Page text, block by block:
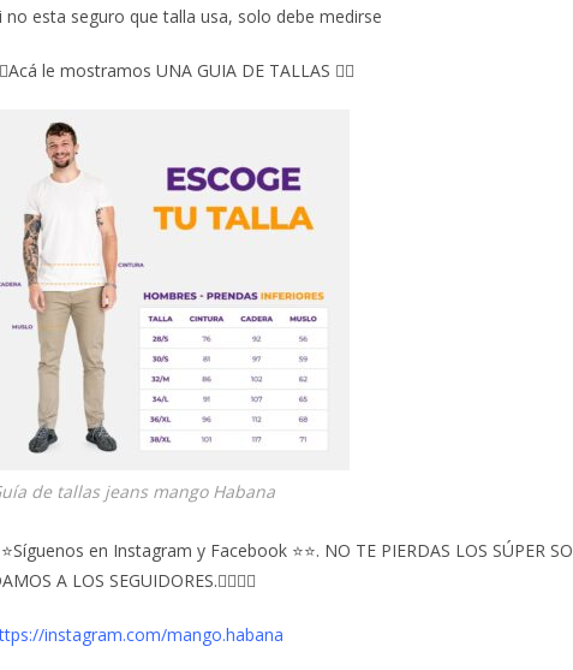
no esta seguro que talla usa, solo debe medirse
le mostramos UNA GUIA DE TALLAS 👇🏻
de tallas jeans mango Habana
en Instagram y Facebook ⭐⭐. NO TE PIERDAS LOS SÚPER
A LOS SEGUIDORES.👇🏻👇🏻
instagram.com/mango.habana